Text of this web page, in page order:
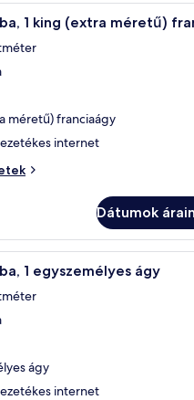
Egy
1 king (extra méretű)
méretű) franciaágy
internet
Dátumok
Egy
1 egyszemélyes ágy
ágy
internet